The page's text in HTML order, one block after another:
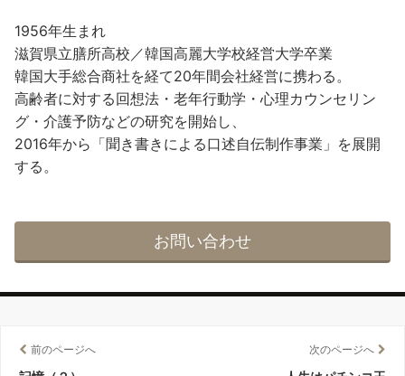
1956年生まれ
滋賀県立膳所高校／韓国高麗大学校経営大学卒業
韓国大手総合商社を経て20年間会社経営に携わる。
高齢者に対する回想法・老年行動学・心理カウンセリン
グ・介護予防などの研究を開始し、
2016年から「聞き書きによる口述自伝制作事業」を展開
する。
お問い合わせ
前のページへ 次のページへ